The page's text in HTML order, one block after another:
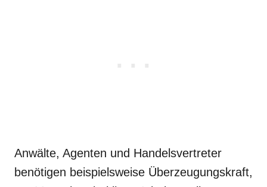
Anwälte, Agenten und Handelsvertreter
benötigen beispielsweise Überzeugungskraft,